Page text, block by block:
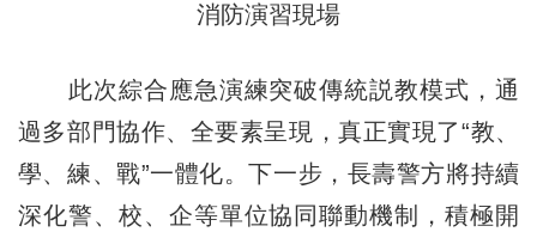
消防演習現場
此次綜合應急演練突破傳統説教模式，通
過多部門協作、全要素呈現，真正實現了“教、
學、練、戰”一體化。下一步，長壽警方將持續
深化警、校、企等單位協同聯動機制，積極開